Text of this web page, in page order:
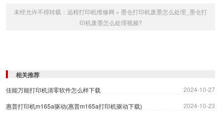
未经允许不得转载： 远程打印机维修网 » 墨仓打印机废墨怎么处理_墨仓打
印机废墨怎么处理视频?
相关推荐
佳能万能打印机清零软件怎么样下载
2024-10-27
惠普打印机m165a驱动(惠普m165a打印机驱动下载)
2024-10-23